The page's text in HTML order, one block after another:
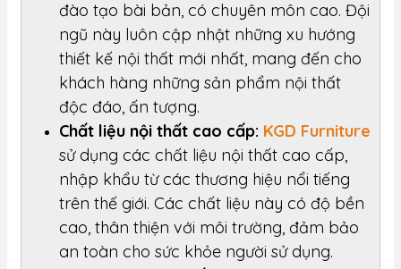
đào tạo bài bản, có chuyên môn cao. Đội
ngũ này luôn cập nhật những xu hướng
thiết kế nội thất mới nhất, mang đến cho
khách hàng những sản phẩm nội thất
độc đáo, ấn tượng.
Chất liệu nội thất cao cấp: KGD Furniture
sử dụng các chất liệu nội thất cao cấp,
nhập khẩu từ các thương hiệu nổi tiếng
trên thế giới. Các chất liệu này có độ bền
cao, thân thiện với môi trường, đảm bảo
an toàn cho sức khỏe người sử dụng.